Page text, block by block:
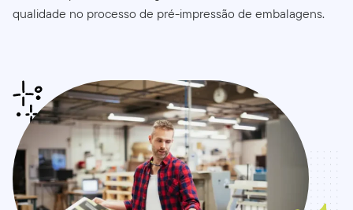
qualidade no processo de pré-impressão de embalagens.